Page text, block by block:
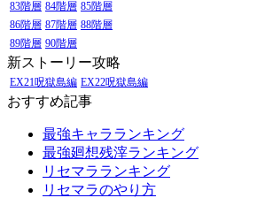
83階層 84階層 85階層
86階層 87階層 88階層
89階層 90階層
新ストーリー攻略
EX21呪獄島編 EX22呪獄島編
おすすめ記事
最強キャラランキング
最強廻想残滓ランキング
リセマラランキング
リセマラのやり方